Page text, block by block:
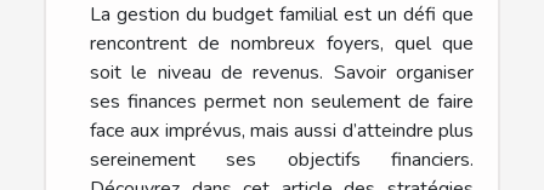
La gestion du budget familial est un défi que
rencontrent de nombreux foyers, quel que
soit le niveau de revenus. Savoir organiser
ses finances permet non seulement de faire
face aux imprévus, mais aussi d’atteindre plus
sereinement ses objectifs financiers.